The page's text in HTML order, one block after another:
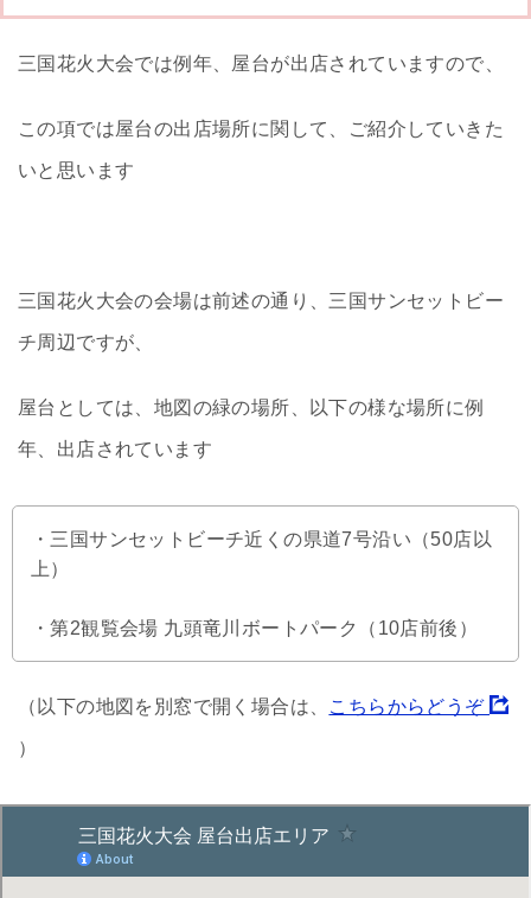
三国花火大会では例年、屋台が出店されていますので、
この項では屋台の出店場所に関して、ご紹介していきた
いと思います
三国花火大会の会場は前述の通り、三国サンセットビー
チ周辺ですが、
屋台としては、地図の緑の場所、以下の様な場所に例
年、出店されています
・三国サンセットビーチ近くの県道7号沿い（50店以
上）
・第2観覧会場 九頭竜川ボートパーク（10店前後）
（以下の地図を別窓で開く場合は、 こちらからどうぞ
）